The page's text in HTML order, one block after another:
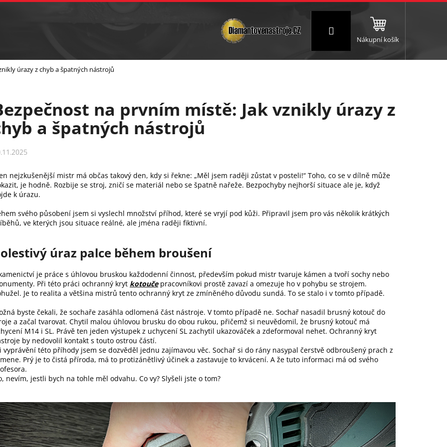
Brusné a leštící válce
Přihlášení
Nákupní košík
úrazy z chyb a špatných nástrojů
na prvním místě: Jak vznikly úrazy z
a špatných nástrojů
nejzkušenější mistr má občas takový den, kdy si řekne: „Měl jsem raději zůstat v posteli!“ Toho, co se v dílně může
je hodně. Rozbije se stroj, zničí se materiál nebo se špatně nařeže. Bezpochyby nejhorší situace ale je, když
k úrazu.
svého působení jsem si vyslechl množství příhod, které se vryjí pod kůži. Připravil jsem pro vás několik krátkých
ve kterých jsou situace reálné, ale jména raději fiktivní.
úraz palce během broušení
je práce s úhlovou bruskou každodenní činnost, především pokud mistr tvaruje kámen a tvoří sochy nebo
Při této práci ochranný kryt kotoučepracovníkovi prostě zavazí a omezuje ho v pohybu se strojem.
Je to realita a většina mistrů tento ochranný kryt ze zmíněného důvodu sundá. To se stalo i v tomto případě.
byste čekali, že sochaře zasáhla odlomená část nástroje. V tomto případě ne. Sochař nasadil brusný kotouč do
a začal tvarovat. Chytil malou úhlovou brusku do obou rukou, přičemž si neuvědomil, že brusný kotouč má
M14 i SL. Právě ten jeden výstupek z uchycení SL zachytil ukazováček a zdeformoval nehet. Ochranný kryt
by nedovolil kontakt s touto ostrou částí.
vyprávění této příhody jsem se dozvěděl jednu zajímavou věc. Sochař si do rány nasypal čerstvě odbroušený prach z
Prý je to čistá příroda, má to protizánětlivý účinek a zastavuje to krvácení. A že tuto informaci má od svého
nevím, jestli bych na tohle měl odvahu. Co vy? Slyšeli jste o tom?
Doporučujeme